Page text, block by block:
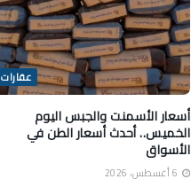
عقارات
أسعار الأسمنت والجبس اليوم
الخميس.. أحدث أسعار الطن في
الأسواق